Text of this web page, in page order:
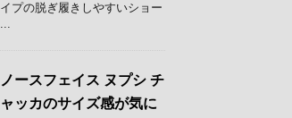
イプの脱ぎ履きしやすいショー
...
ノースフェイス ヌプシ チ
ャッカのサイズ感が気に